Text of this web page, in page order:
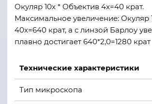
Окуляр 10х * Объектив 4x=40 крат.
Максимальное увеличение: Окуляр
40х=640 крат, а с линзой Барлоу
плавно достигает 640*2,0=1280 крат
Технические характеристики
Тип микроскопа